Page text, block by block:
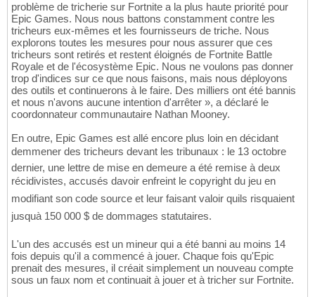
problème de tricherie sur Fortnite a la plus haute priorité pour
Epic Games. Nous nous battons constamment contre les
tricheurs eux-mêmes et les fournisseurs de triche. Nous
explorons toutes les mesures pour nous assurer que ces
tricheurs sont retirés et restent éloignés de Fortnite Battle
Royale et de l'écosystème Epic. Nous ne voulons pas donner
trop d'indices sur ce que nous faisons, mais nous déployons
des outils et continuerons à le faire. Des milliers ont été bannis
et nous n'avons aucune intention d'arrêter », a déclaré le
coordonnateur communautaire Nathan Mooney.
En outre, Epic Games est allé encore plus loin en décidant
demmener des tricheurs devant les tribunaux : le 13 octobre
dernier, une lettre de mise en demeure a été remise à deux
récidivistes, accusés davoir enfreint le copyright du jeu en
modifiant son code source et leur faisant valoir quils risquaient
jusquà 150 000 $ de dommages statutaires.
L'un des accusés est un mineur qui a été banni au moins 14
fois depuis qu'il a commencé à jouer. Chaque fois qu'Epic
prenait des mesures, il créait simplement un nouveau compte
sous un faux nom et continuait à jouer et à tricher sur Fortnite.